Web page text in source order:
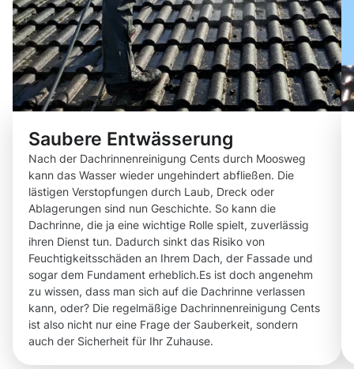
Saubere Entwässerung
Nach der Dachrinnenreinigung Cents durch Moosweg
kann das Wasser wieder ungehindert abfließen. Die
lästigen Verstopfungen durch Laub, Dreck oder
Ablagerungen sind nun Geschichte. So kann die
Dachrinne, die ja eine wichtige Rolle spielt, zuverlässig
ihren Dienst tun. Dadurch sinkt das Risiko von
Feuchtigkeitsschäden an Ihrem Dach, der Fassade und
sogar dem Fundament erheblich.Es ist doch angenehm
zu wissen, dass man sich auf die Dachrinne verlassen
kann, oder? Die regelmäßige Dachrinnenreinigung Cents
ist also nicht nur eine Frage der Sauberkeit, sondern
auch der Sicherheit für Ihr Zuhause.